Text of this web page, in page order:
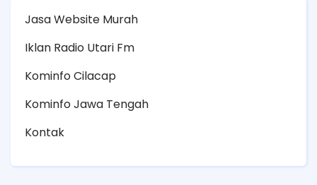
Jasa Website Murah
Iklan Radio Utari Fm
Kominfo Cilacap
Kominfo Jawa Tengah
Kontak